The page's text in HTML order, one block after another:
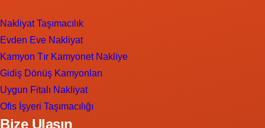
Nakliyat Taşımacılık
Evden Eve Nakliyat
Kamyon Tır Kamyonet Nakliye
Gidiş Dönüş Kamyonları
Uygun Fitalı Nakliyat
Ofis İşyeri Taşımacılığı
Bize Ulaşın